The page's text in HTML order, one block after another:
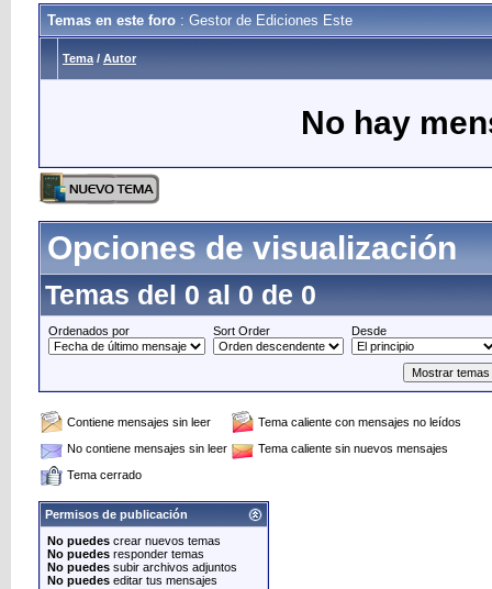
Temas en este foro : Gestor de Ediciones Este
Tema / Autor
No hay
Opciones de visualización
Temas del 0 al 0 de 0
Ordenados por Sort Order Desde
Contiene mensajes sin leer
Tema caliente con mensajes no leídos
No contiene mensajes sin leer
Tema caliente sin nuevos mensajes
Tema cerrado
Permisos de publicación
No puedes crear nuevos temas
No puedes responder temas
No puedes subir archivos adjuntos
No puedes editar tus mensajes